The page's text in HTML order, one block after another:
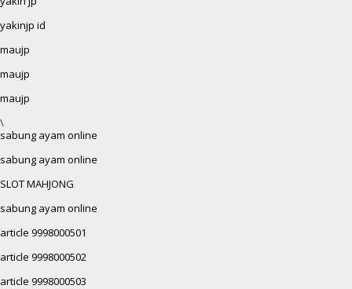
yakinjp id
maujp
maujp
maujp
\
sabung ayam online
sabung ayam online
SLOT MAHJONG
sabung ayam online
article 9998000501
article 9998000502
article 9998000503